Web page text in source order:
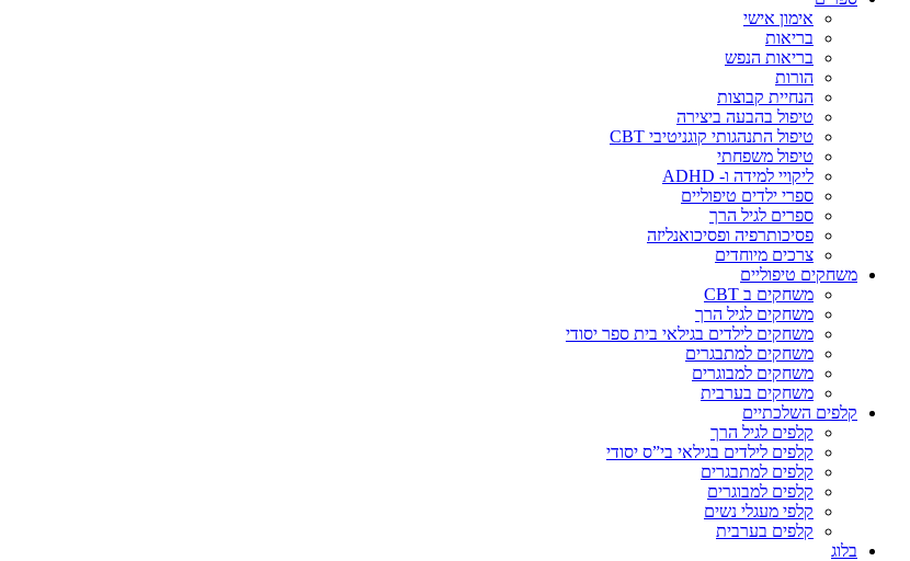
אימון אישי
בריאות
בריאות הנפש
הורות
הנחיית קבוצות
טיפול בהבעה ביצירה
טיפול התנהגותי קוגניטיבי CBT
טיפול משפחתי
ליקויי למידה ו- ADHD
ספרי ילדים טיפוליים
ספרים לגיל הרך
פסיכותרפיה ופסיכואנליזה
צרכים מיוחדים
משחקים טיפוליים
משחקים ב CBT
משחקים לגיל הרך
משחקים לילדים בגילאי בית ספר יסודי
משחקים למתבגרים
משחקים למבוגרים
משחקים בערבית
קלפים השלכתיים
קלפים לגיל הרך
קלפים לילדים בגילאי בי”ס יסודי
קלפים למתבגרים
קלפים למבוגרים
קלפי מעגלי נשים
קלפים בערבית
בלוג